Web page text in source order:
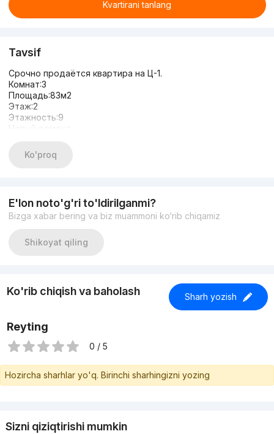
Kvartirani tanlang
Tavsif
Срочно продаётся квартира на Ц-1.
Комнат:3
Площадь:83м2
Этаж:2
Этажность:9
Новый ремонт
заходите и живите!
Цена: 166.000$
Ko'proq
E'lon noto'g'ri to'ldirilganmi?
Bizga xabar bering va biz muammoni ko‘rib chiqamiz
Shikoyat qiling
Ko'rib chiqish va baholash Sharh yozish
Reyting
0 / 5
Hozircha sharhlar yo'q. Birinchi sharhingizni yozing
Sizni qiziqtirishi mumkin